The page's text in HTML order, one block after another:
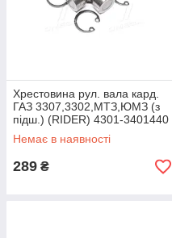
Хрестовина рул. вала кард.
ГАЗ 3307,3302,МТЗ,ЮМЗ (з
підш.) (RIDER) 4301-3401440
UA51
Немає в наявності
289 ₴